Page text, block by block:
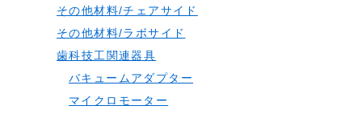
その他材料/チェアサイド
その他材料/ラボサイド
歯科技工関連器具
バキュームアダプター
マイクロモーター